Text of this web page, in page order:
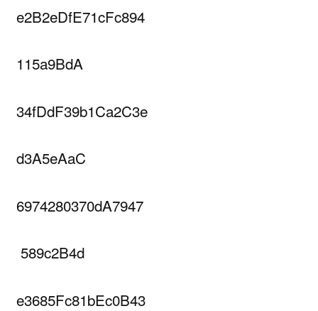
e2B2eDfE71cFc894
115a9BdA
34fDdF39b1Ca2C3e
d3A5eAaC
6974280370dA7947
589c2B4d
e3685Fc81bEc0B43